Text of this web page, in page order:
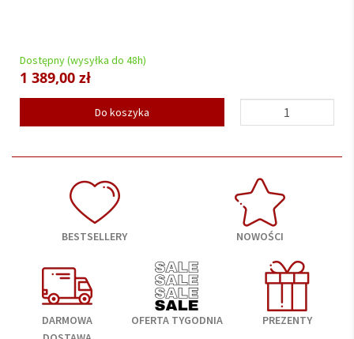
Dostępny (wysyłka do 48h)
1 389,00 zł
Do koszyka
BESTSELLERY NOWOŚCI
DARMOWA
OFERTA TYGODNIA PREZENTY